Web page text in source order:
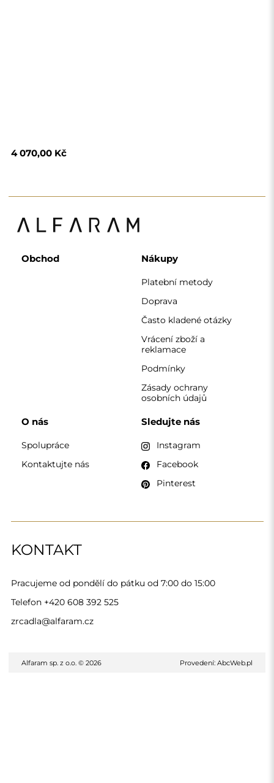
4 070,00 Kč
KONTAKT
Pracujeme od pondělí do pátku od 7:00 do 15:00
Telefon +420 608 392 525
zrcadla@alfaram.cz
Obchod Nákupy
Platební metody
Doprava
Často kladené otázky
Vrácení zboží a
reklamace
Podmínky
Zásady ochrany
osobních údajů
O nás
Spolupráce
Kontaktujte nás
Sledujte nás
Instagram
Facebook
Pinterest
Alfaram sp. z o.o. © 2026 Provedení: AbcWeb.pl